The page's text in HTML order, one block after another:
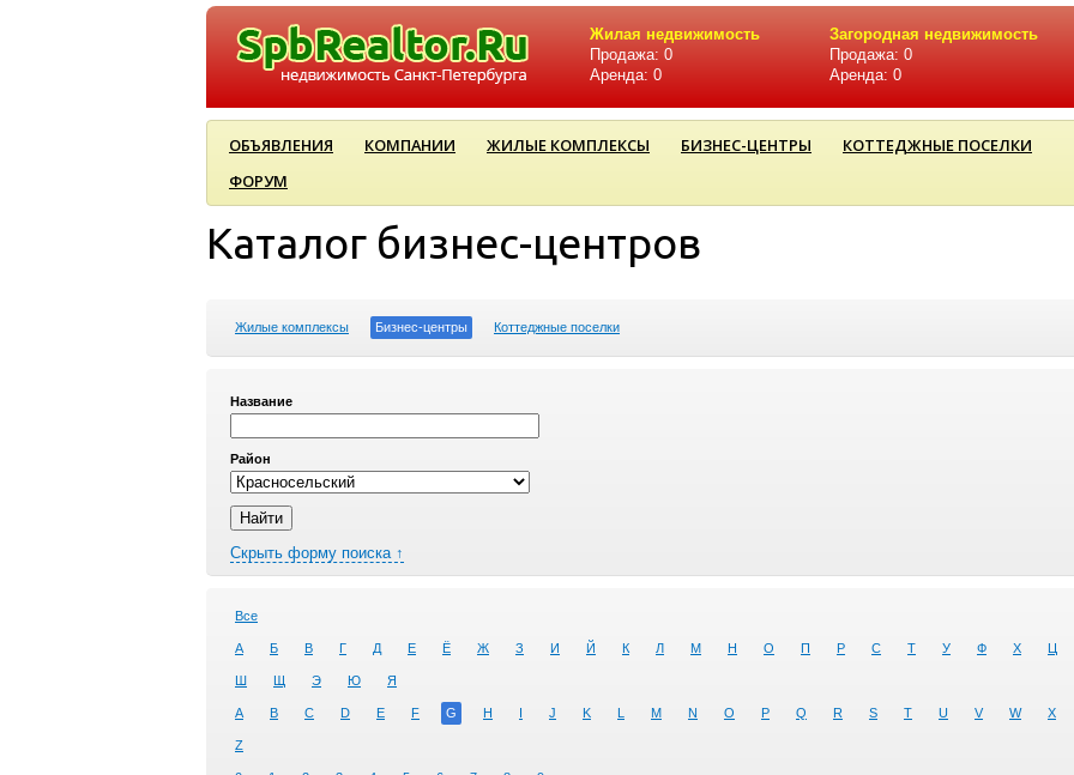
Жилая недвижимость
Продажа: 0
Аренда: 0
Загородная недвижимость
Продажа: 0
Аренда: 0
ОБЪЯВЛЕНИЯ КОМПАНИИ ЖИЛЫЕ КОМПЛЕКСЫ БИЗНЕС-ЦЕНТРЫ
КОТТЕДЖНЫЕ ПОСЕЛКИ
ФОРУМ
Каталог бизнес-центров
Жилые комплексы Бизнес-центры Коттеджные поселки
Название
Район
Скрыть форму поиска ↑
Все
А Б В Г Д Е Ё Ж З И Й К Л М Н О П Р С Т У Ф Х Ц
Ш Щ Э Ю Я
A B C D E F G H I J K L M N O P Q R S T U V W X
Z